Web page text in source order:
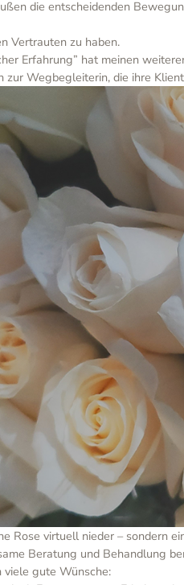
die entscheidenden
Vertrauten zu haben.
Erfahrung” hat meinen
zur Wegbegleiterin, die ihre
Rose virtuell nieder – sondern
Beratung und Behandlung
viele gute Wünsche: